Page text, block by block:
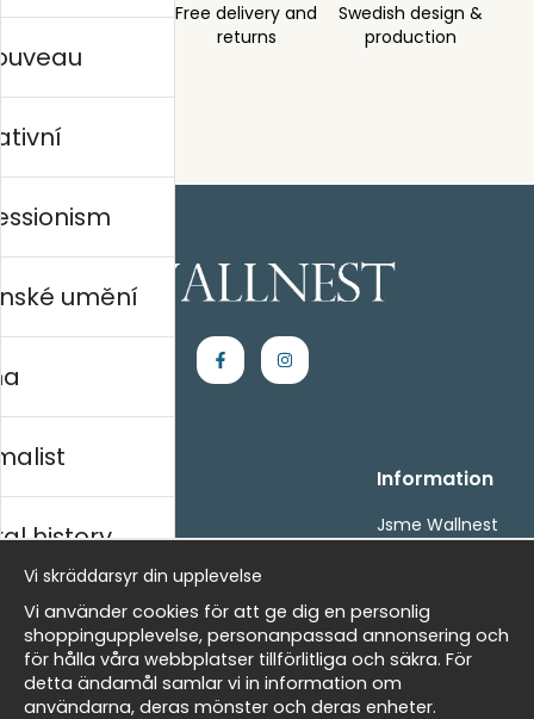
Order sent within Free delivery and
returns
Swedish design &
production
Kontakta oss
- Returer och återbetalningar
- Leverans - enkelt, snabbt &amp; gratis
Om cookies
Mina favoriter
Information
Jsme Wallnest
Newsletter
umění
history
Vi skräddarsyr din upplevelse
Vi använder cookies för att ge dig en personlig
shoppingupplevelse, personanpassad annonsering och
för hålla våra webbplatser tillförlitliga och säkra. För
detta ändamål samlar vi in information om
användarna, deras mönster och deras enheter.